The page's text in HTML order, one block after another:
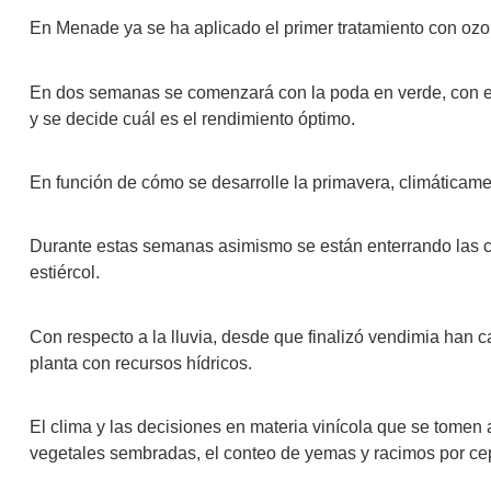
En Menade ya se ha aplicado el primer tratamiento con
En dos semanas se comenzará con la poda en verde,
y se decide cuál es el rendimiento óptimo.
En función de cómo se desarrolle la primavera,
Durante estas semanas asimismo se están enterrando
estiércol.
Con respecto a la lluvia, desde que finalizó vendimia han
planta con recursos hídricos.
El clima y las decisiones en materia vinícola que se
vegetales sembradas, el conteo de yemas y racimos por